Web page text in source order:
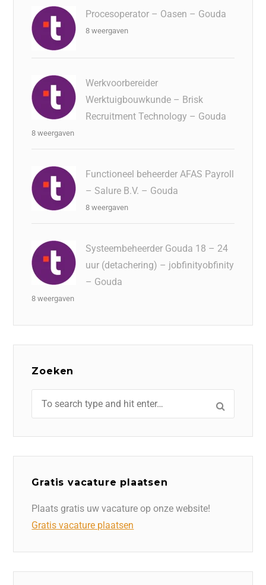
Procesoperator – Oasen – Gouda
8 weergaven
Werkvoorbereider
Werktuigbouwkunde – Brisk
Recruitment Technology – Gouda
8 weergaven
Functioneel beheerder AFAS Payroll
– Salure B.V. – Gouda
8 weergaven
Systeembeheerder Gouda 18 – 24
uur (detachering) – jobfinityobfinity
– Gouda
8 weergaven
Zoeken
Gratis vacature plaatsen
Plaats gratis uw vacature op onze website!
Gratis vacature plaatsen